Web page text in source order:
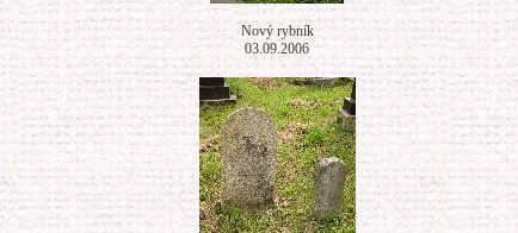
Nový rybník
03.09.2006